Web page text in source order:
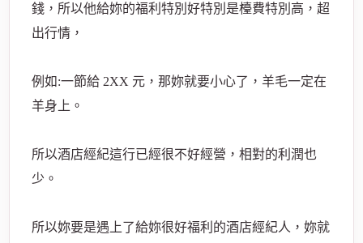
錢，所以他給妳的福利特別好特別是檯費特別高，超
出行情，
例如:一節給 2XX 元，那妳就要小心了，羊毛一定在
羊身上。
所以酒店經紀這行已經很不好經營，相對的利潤也
少。
所以妳要是遇上了給妳很好福利的酒店經紀人，妳就